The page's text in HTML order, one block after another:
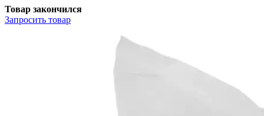
Товар закончился
Запросить товар